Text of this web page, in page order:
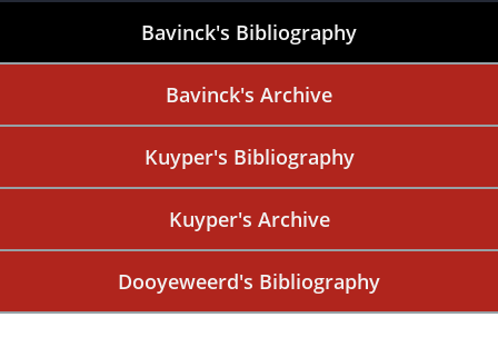
Bavinck's Bibliography
Bavinck's Archive
Kuyper's Bibliography
Kuyper's Archive
Dooyeweerd's Bibliography